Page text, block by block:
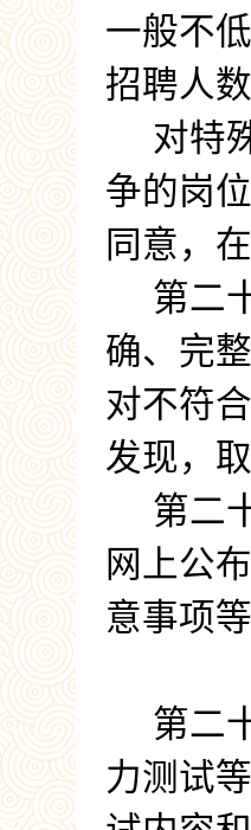
一般不
招聘人
对特
争的岗
同意，
第二
确、完
对不符
发现，
第二
网上公
意事项
第二
力测试